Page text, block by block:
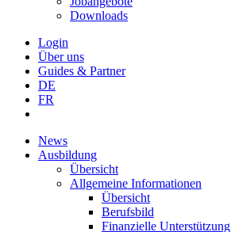
Downloads
Login
Über uns
Guides & Partner
DE
FR
News
Ausbildung
Übersicht
Allgemeine Informationen
Übersicht
Berufsbild
Finanzielle Unterstützung